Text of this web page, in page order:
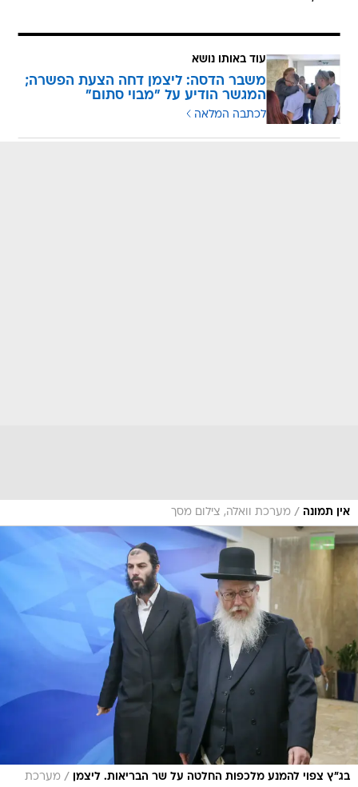
עוד באותו נושא
משבר הדסה: ליצמן דחה הצעת הפשרה;
המגשר הודיע על "מבוי סתום"
לכתבה המלאה
אין תמונה / מערכת וואלה, צילום מסך
בג"ץ צפוי להמנע מלכפות החלטה על שר הבריאות. ליצמן / מערכת